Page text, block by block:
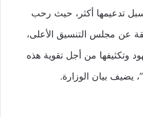
تدعيمها أكثر، حيث رحب
عن مجلس التنسيق الأعلى،
وتكثيفها من أجل تقوية هذه
يضيف بيان الوزارة.